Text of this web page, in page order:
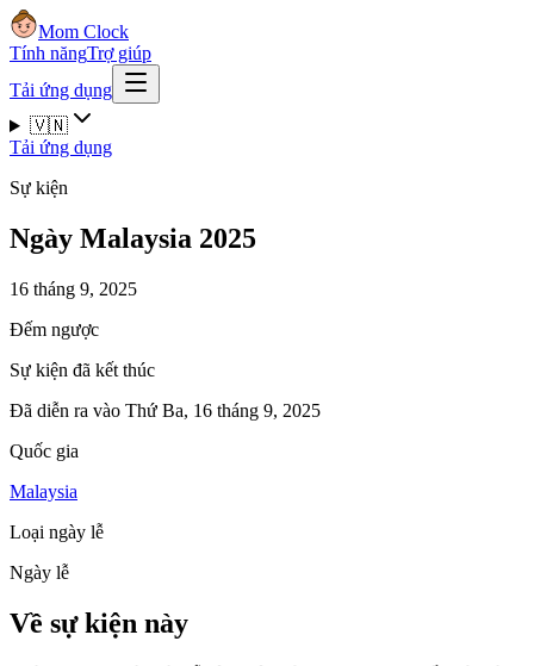
Mom Clock
Tính năngTrợ giúp
Tải ứng dụng
🇻🇳
Tải ứng dụng
Sự kiện
Ngày Malaysia 2025
16 tháng 9, 2025
Đếm ngược
Sự kiện đã kết thúc
Đã diễn ra vào Thứ Ba, 16 tháng 9, 2025
Quốc gia
Malaysia
Loại ngày lễ
Ngày lễ
Về sự kiện này